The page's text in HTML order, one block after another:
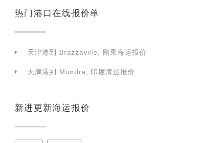
热门港口在线报价单
天津港到 Brazzaville, 刚果海运报价
天津港到 Mundra, 印度海运报价
新进更新海运报价